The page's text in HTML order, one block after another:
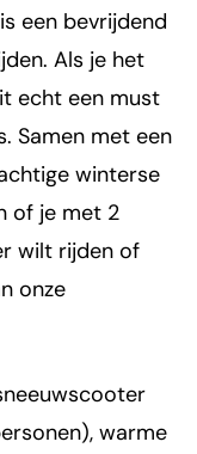
een bevrijdend
Als je het
echt een must
Samen met een
winterse
of je met 2
wilt rijden of
onze
warme